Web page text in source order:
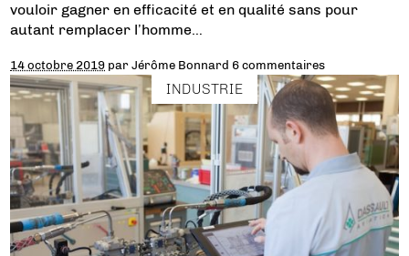
vouloir gagner en efficacité et en qualité sans pour
autant remplacer l’homme…
14 octobre 2019 parJérôme Bonnard 6 commentaires
INDUSTRIE